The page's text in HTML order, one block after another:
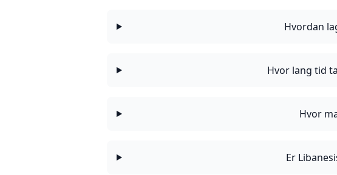
Hvordan
Hvor lang tid
Hvor
Er